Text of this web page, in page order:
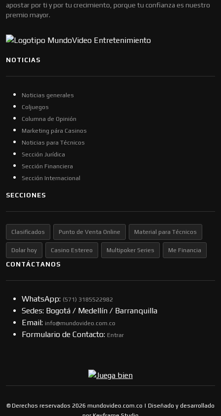
apostar por ti y por tu crecimiento, porque tu confianza es nuestro
premio mayor.
NOTICIAS
Noticias generales
Coljuegos
Columna de Opinión
Marketing pára Casinos
Noticias para Técnicos
Sección Jurídica
Sección Financiera
Sección Internacional
SECCIONES
Clasificados Punto de Venta Online Material para Técnicos
Dolar hoy Casino Estereo Multipoker Series Me Financia
CONTÁCTANOS
WhatsApp: (57​​1) 3185522982
Sedes: Bogotá / Medellín / Barranquilla
Email: info@mundovideo.com.co
Formulario de Contacto: Entrar
© Derechos reservados 2026 mundovideo.com.co | Diseñado y desarrollado